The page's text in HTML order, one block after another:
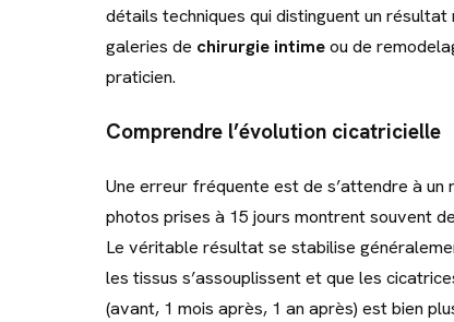
détails techniques qui distinguent un
galeries de chirurgie intimeou de
praticien.
Comprendre l’évolution cicatricielle
Une erreur fréquente est de s’attendre à
photos prises à 15 jours montrent souvent
Le véritable résultat se stabilise
les tissus s’assouplissent et que les
(avant, 1 mois après, 1 an après) est bien